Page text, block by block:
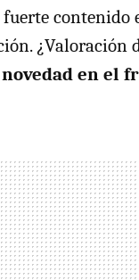
¿Valoración
en el